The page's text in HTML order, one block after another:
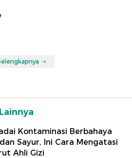
Kontaminasi Berbahaya
Sayur, Ini Cara Mengatasi
Ahli Gizi